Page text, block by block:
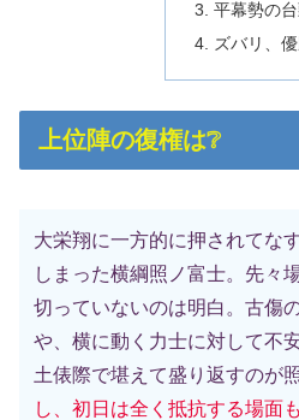
平幕勢の台
ズバリ、優
上位陣の復権は❔
大栄翔に一方的に押されてな
しまった横綱照ノ富士。先々
切っていないのは明白。古傷
や、横に動く力士に対して不
土俵際で堪えて盛り返すのが
し、初日は全く抵抗する場面